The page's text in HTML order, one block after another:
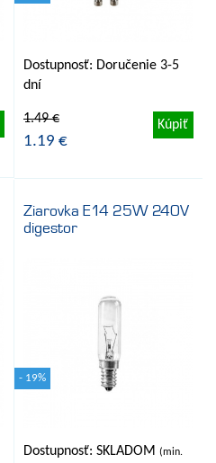
Dostupnosť: Doručenie 3-5
dní
1.49 €
1.19 €
Kúpiť
Ziarovka E14 25W 240V
digestor
- 19%
Dostupnosť: SKLADOM (min.